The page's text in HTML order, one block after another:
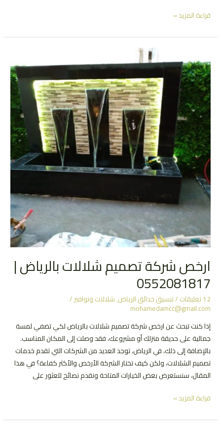
كيفية
الشلالات
لحديقتك
|
0552081817
قراءة المزيد »
ارخص شركة تصميم شلالات بالرياض |
0552081817
12 تعليقات /تنسيق حدائق الرياض,شلالات ونوافير/
mohamedamcc@gmail.com
إذا كنت تبحث عن ارخص شركة تصميم شلالات بالرياض لكي تضفي لمسة
جمالية على حديقة منزلك أو مشروعك، فقد وصلت إلى المكان المناسب.
بالإضافة إلى ذلك، في الرياض، توجد العديد من الشركات التي تقدم خدمات
تصميم الشلالات، ولكن كيف تختار الشركة الأرخص والأكثر كفاءة؟ في هذا
المقال، سنستعرض بعض الخيارات المتاحة ونقدم نصائح للعثور على
ارخص
تصميم
قراءة المزيد »